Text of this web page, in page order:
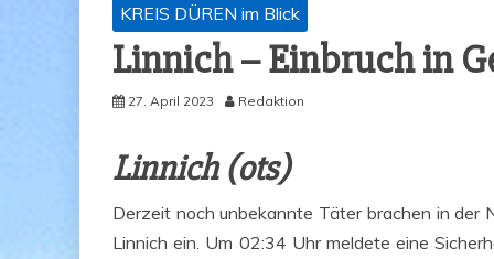
KREIS DÜREN im Blick
Lin­nich – Ein­bruch in
27. April 2023 Redaktion
Lin­nich (ots)
Der­zeit noch unbe­kann­te Täter bra­chen in
Lin­nich ein. Um 02:34 Uhr mel­de­te eine